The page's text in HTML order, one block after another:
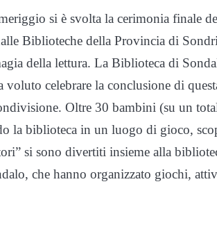
si è svolta la cerimonia finale
Biblioteche della Provincia di
della lettura. La Biblioteca di
voluto celebrare la conclusione di
Oltre 30 bambini (su un
la biblioteca in un luogo di gioco,
si sono divertiti insieme alla
che hanno organizzato giochi,